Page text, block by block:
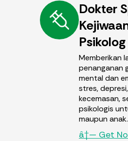
Dokter
Psikolog
Memberikan
penanganan
mental dan
stres,
kecemasan,
psikologis
maupun anak.
â†— Get